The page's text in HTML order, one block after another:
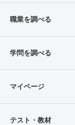
職業を調べる
学問を調べる
マイページ
テスト・教材